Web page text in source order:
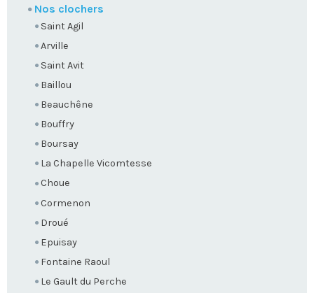
Nos clochers
Saint Agil
Arville
Saint Avit
Baillou
Beauchêne
Bouffry
Boursay
La Chapelle Vicomtesse
Choue
Cormenon
Droué
Epuisay
Fontaine Raoul
Le Gault du Perche